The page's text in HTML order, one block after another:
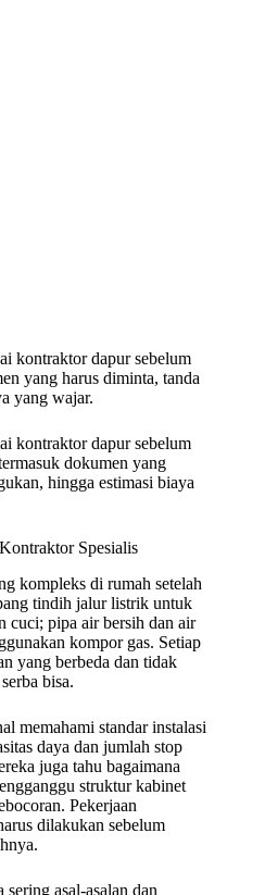
kontraktor dapur sebelum
yang harus diminta, tanda
yang wajar.
kontraktor dapur sebelum
dokumen yang
hingga estimasi biaya
Spesialis
kompleks di rumah setelah
tindih jalur listrik untuk
cuci; pipa air bersih dan air
kompor gas. Setiap
yang berbeda dan tidak
bisa.
memahami standar instalasi
daya dan jumlah stop
juga tahu bagaimana
struktur kabinet
Pekerjaan
dilakukan sebelum
asal-asalan dan